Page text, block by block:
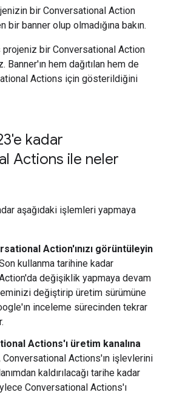
bir Conversational Action
bir banner olup olmadığına bakın.
bir Conversational Action
hem dağıtılan hem de
Actions için gösterildiğini
kadar
Actions ile neler
aşağıdaki işlemleri yapmaya
Action'ınızı görüntüleyin
kullanma tarihine kadar
değişiklik yapmaya devam
değiştirip üretim sürümüne
inceleme sürecinden tekrar
Actions'ı üretim kanalına
Conversational Actions'ın işlevlerini
kaldırılacağı tarihe kadar
Conversational Actions'ı